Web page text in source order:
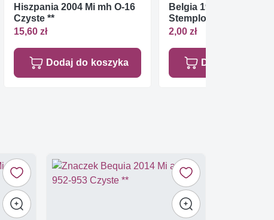
Hiszpania 2004 Mi mh O-16
Czyste **
15,60 zł
Dodaj do koszyka
Belgia 1997 Mi 2733
Stemplowane
2,00 zł
Dodaj do